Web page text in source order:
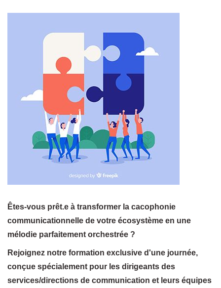
Êtes-vous prêt.e à transformer la cacophonie
communicationnelle de votre écosystème en une
mélodie parfaitement orchestrée ?
Rejoignez notre formation exclusive d'une journée,
conçue spécialement pour les dirigeants des
services/directions de communication et leurs équipes